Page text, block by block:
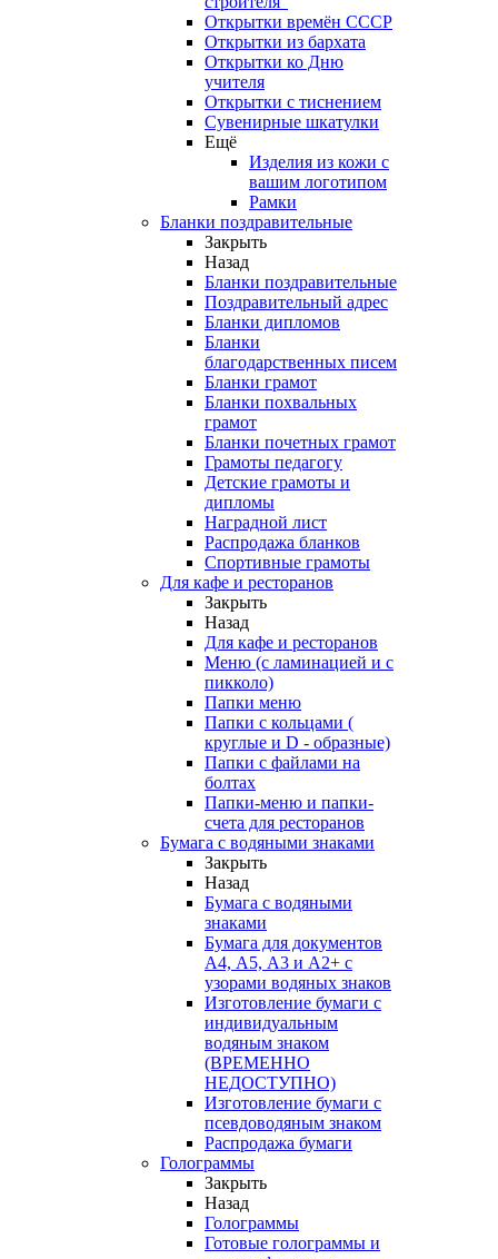
Открытки времён СССР
Открытки из бархата
Открытки ко Дню
учителя
Открытки с тиснением
Сувенирные шкатулки
Ещё
Изделия из кожи с
вашим логотипом
Рамки
Бланки поздравительные
Закрыть
Назад
Бланки поздравительные
Поздравительный адрес
Бланки дипломов
Бланки
благодарственных писем
Бланки грамот
Бланки похвальных
грамот
Бланки почетных грамот
Грамоты педагогу
Детские грамоты и
дипломы
Наградной лист
Распродажа бланков
Спортивные грамоты
Для кафе и ресторанов
Закрыть
Назад
Для кафе и ресторанов
Меню (с ламинацией и с
пикколо)
Папки меню
Папки с кольцами (
круглые и D - образные)
Папки с файлами на
болтах
Папки-меню и папки-
счета для ресторанов
Бумага с водяными знаками
Закрыть
Назад
Бумага с водяными
знаками
Бумага для документов
А4, А5, А3 и А2+ с
узорами водяных знаков
Изготовление бумаги с
индивидуальным
водяным знаком
(ВРЕМЕННО
НЕДОСТУПНО)
Изготовление бумаги с
псевдоводяным знаком
Распродажа бумаги
Голограммы
Закрыть
Назад
Голограммы
Готовые голограммы и